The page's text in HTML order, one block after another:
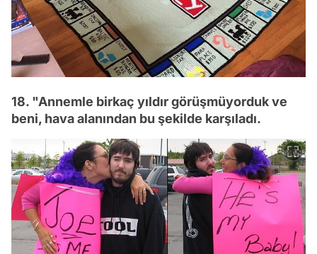
18. "Annemle birkaç yıldır görüşmüyorduk ve
beni, hava alanından bu şekilde karşıladı.